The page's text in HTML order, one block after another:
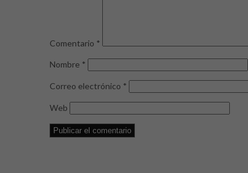
Comentario *
Nombre *
Correo electrónico *
Web